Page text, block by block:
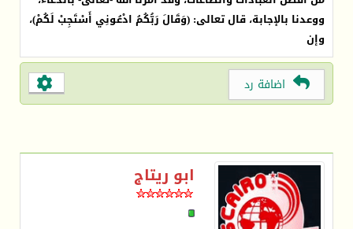
ووعدنا بالإجابة، قال تعالى: (وَقَالَ رَبُّكُمُ ادْعُونِي أَسْتَجِبْ لَكُمْ)،
وإن
اضافة رد
ابو ريتاج